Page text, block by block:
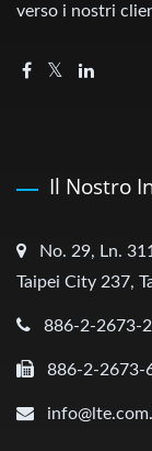
verso i nostri
Il Nostro
No. 29, Ln.
Taipei City 237,
886-2-2673-
886-2-2673-